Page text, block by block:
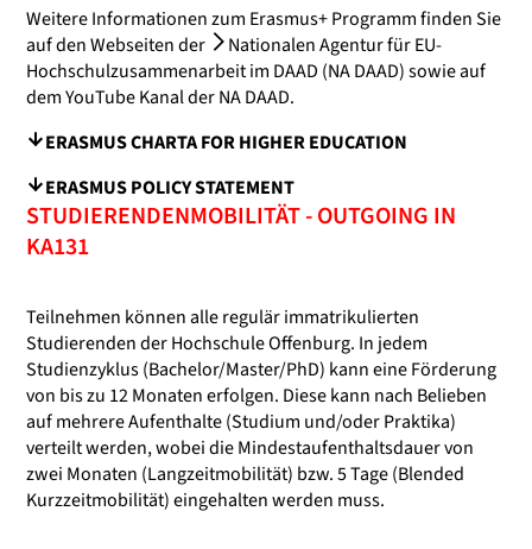
Weitere Informationen zum Erasmus+ Programm finden Sie
auf den Webseiten der
Nationalen Agentur für EU-
Hochschulzusammenarbeit im DAAD (NA DAAD)sowie auf
dem YouTube Kanal der NA DAAD.
ERASMUS CHARTA FOR HIGHER EDUCATION
ERASMUS POLICY STATEMENT
STUDIERENDENMOBILITÄT - OUTGOING IN
KA131
Teilnehmen können alle regulär immatrikulierten
Studierenden der Hochschule Offenburg. In jedem
Studienzyklus (Bachelor/Master/PhD) kann eine Förderung
von bis zu 12 Monaten erfolgen. Diese kann nach Belieben
auf mehrere Aufenthalte (Studium und/oder Praktika)
verteilt werden, wobei die Mindestaufenthaltsdauer von
zwei Monaten (Langzeitmobilität) bzw. 5 Tage (Blended
Kurzzeitmobilität) eingehalten werden muss.